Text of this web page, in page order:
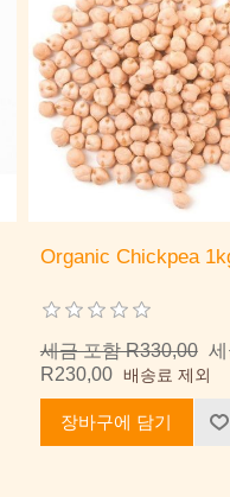
Organic Chickpea
세금 포함 R330,00
R230,00 배송료 제외
장바구에 담기